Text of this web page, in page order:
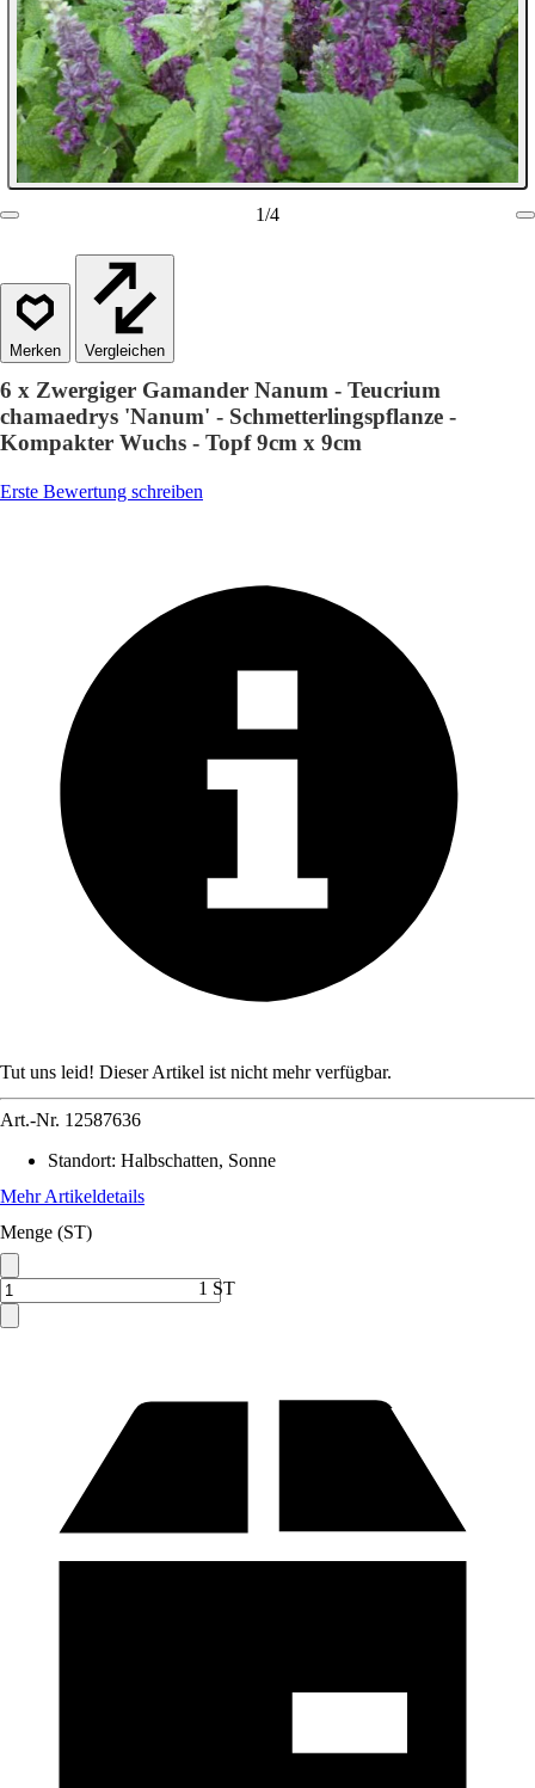
1/4
Vergleichen
6 x Zwergiger Gamander Nanum - Teucrium
chamaedrys 'Nanum' - Schmetterlingspflanze -
Kompakter Wuchs - Topf 9cm x 9cm
Erste Bewertung schreiben
Tut uns leid! Dieser Artikel ist nicht mehr verfügbar.
Art.-Nr. 12587636
Standort: Halbschatten, Sonne
Mehr Artikeldetails
Menge (ST)
1 ST